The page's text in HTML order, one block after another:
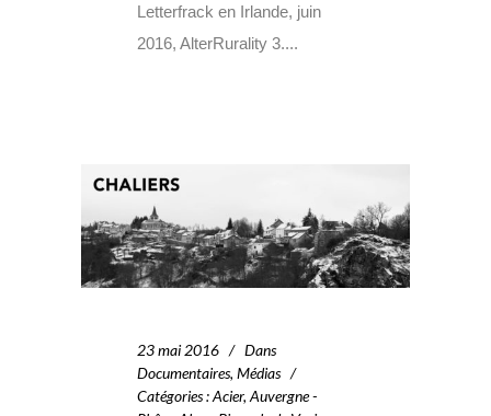
Letterfrack en Irlande, juin
2016, AlterRurality 3....
23 mai 2016
Dans
Documentaires, Médias
Catégories:Acier,Auvergne -